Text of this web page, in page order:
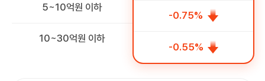
5~10억원 이하
10~30억원 이하
-0.75%
-0.55%